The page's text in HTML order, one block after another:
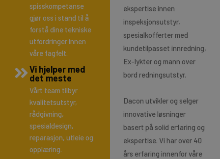
spisskompetanse
gjør oss i stand til å
forstå dine tekniske
utfordringer innen
våre fagfelt.
Vi hjelper med
det meste
Vårt team tilbyr
kvalitetsutstyr,
rådgivning,
spesialdesign,
reparasjon, utleie og
opplæring.
ekspertise innen
inspeksjonsutstyr,
spesialkofferter med
kundetilpasset innredning,
Ex-lykter og mann over
bord redningsutstyr.
Dacon utvikler og selger
innovative løsninger
basert på solid erfaring og
ekspertise. Vi har over 40
års erfaring innenfor våre